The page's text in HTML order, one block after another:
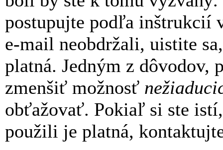
postupujte podľa inštrukcií
e-mail neobdržali, uistite
platná. Jedným z dôvodov,
zmenšiť možnosť
obťažovať. Pokiaľ si ste
použili je platná,